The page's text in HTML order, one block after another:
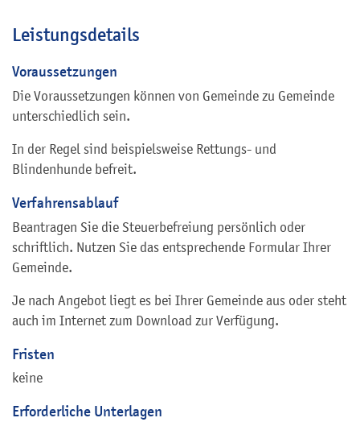
Leistungsdetails
Voraussetzungen
Die Voraussetzungen können von Gemeinde zu Gemeinde
unterschiedlich sein.
In der Regel sind beispielsweise Rettungs- und
Blindenhunde befreit.
Verfahrensablauf
Beantragen Sie die Steuerbefreiung persönlich oder
schriftlich. Nutzen Sie das entsprechende Formular Ihrer
Gemeinde.
Je nach Angebot liegt es bei Ihrer Gemeinde aus oder steht
auch im Internet zum Download zur Verfügung.
Fristen
keine
Erforderliche Unterlagen